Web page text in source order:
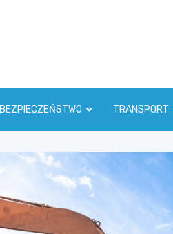
BEZPIECZEŃSTWO TRANSPORT